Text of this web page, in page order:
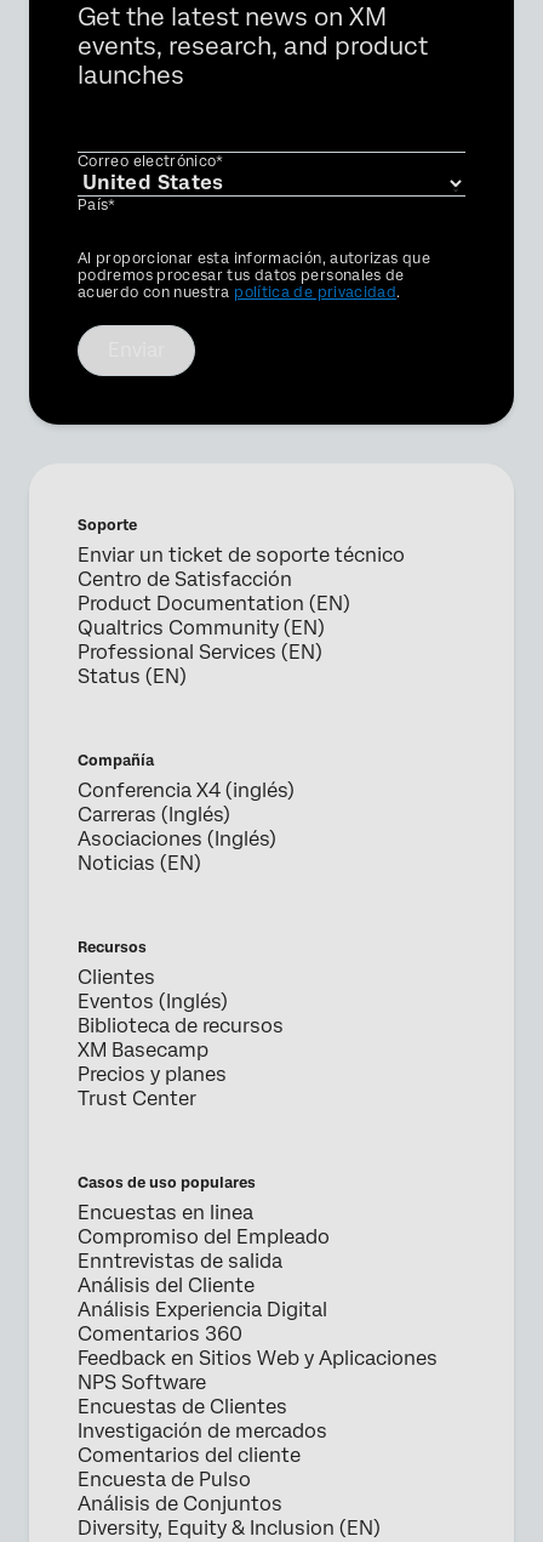
Get the latest news on XM
events, research, and product
launches
Correo electrónico*
País*
Privacy
Optin
Al proporcionar esta información, autorizas que
podremos procesar tus datos personales de
acuerdo con nuestra política de privacidad.
Soporte
Enviar un ticket de soporte técnico
Centro de Satisfacción
Product Documentation (EN)
Qualtrics Community (EN)
Professional Services (EN)
Status (EN)
Compañía
Conferencia X4 (inglés)
Carreras (Inglés)
Asociaciones (Inglés)
Noticias (EN)
Recursos
Clientes
Eventos (Inglés)
Biblioteca de recursos
XM Basecamp
Precios y planes
Trust Center
Casos de uso populares
Encuestas en linea
Compromiso del Empleado
Enntrevistas de salida
Análisis del Cliente
Análisis Experiencia Digital
Comentarios 360
Feedback en Sitios Web y Aplicaciones
NPS Software
Encuestas de Clientes
Investigación de mercados
Comentarios del cliente
Encuesta de Pulso
Análisis de Conjuntos
Diversity, Equity & Inclusion (EN)